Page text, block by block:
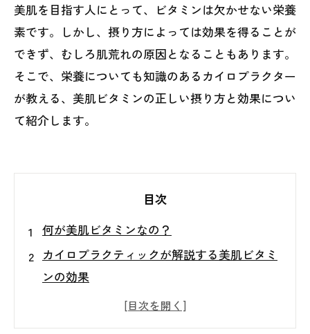
美肌を目指す人にとって、ビタミンは欠かせない栄養
素です。しかし、摂り方によっては効果を得ることが
できず、むしろ肌荒れの原因となることもあります。
そこで、栄養についても知識のあるカイロプラクター
が教える、美肌ビタミンの正しい摂り方と効果につい
て紹介します。
目次
何が美肌ビタミンなの？
カイロプラクティックが解説する美肌ビタミ
ンの効果
食事から摂るならどうする？美肌ビタミンの
良い食材と摂り方